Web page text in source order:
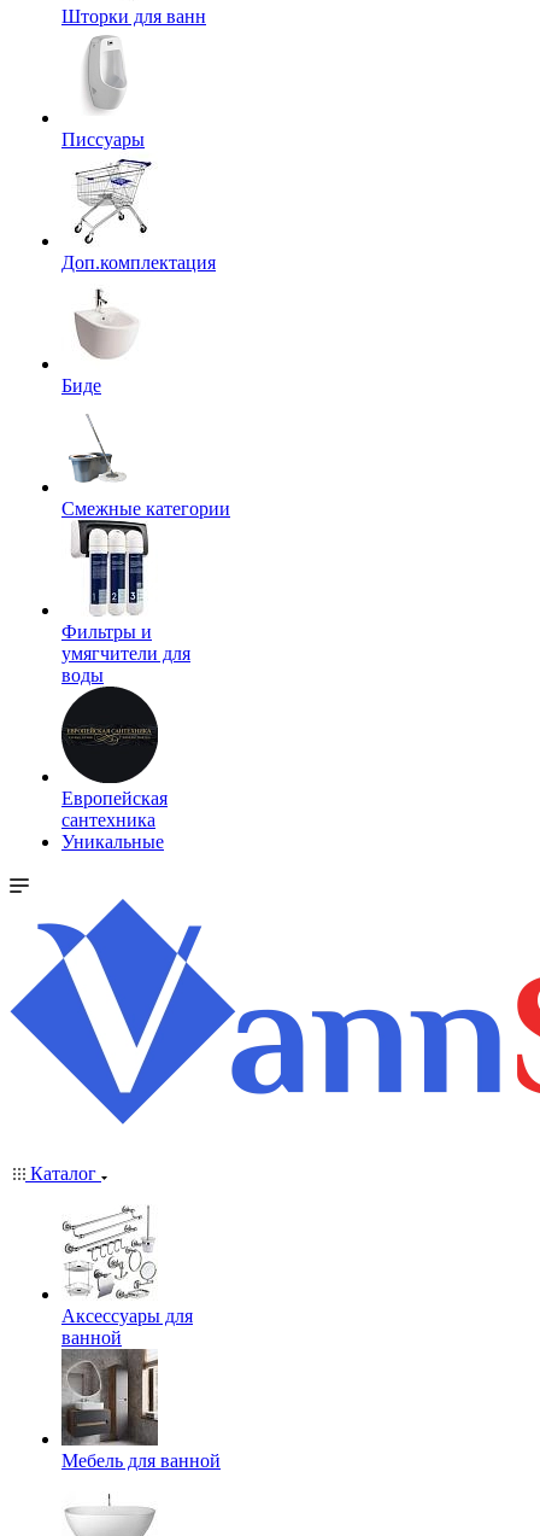
Шторки для ванн
Писсуары
Доп.комплектация
Биде
Смежные категории
Фильтры и
умягчители для
воды
Европейская
сантехника
Уникальные
Каталог
Аксессуары для
ванной
Мебель для ванной